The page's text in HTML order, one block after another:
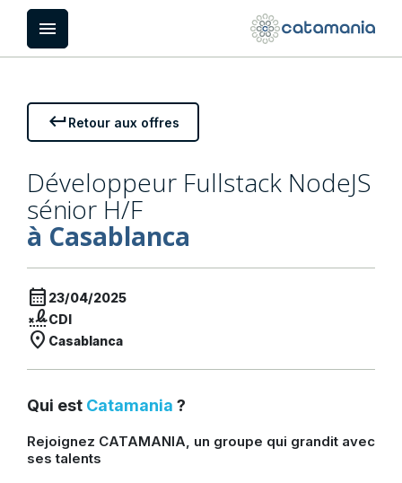
Panneau de gestion des cookies
menu
keyboard_returnRetour aux offres
Développeur Fullstack NodeJS
sénior H/F
à Casablanca
calendar_month 23/04/2025
signatureCDI
location_on Casablanca
Qui est Catamania ?
Rejoignez CATAMANIA, un groupe qui grandit avec
ses talents